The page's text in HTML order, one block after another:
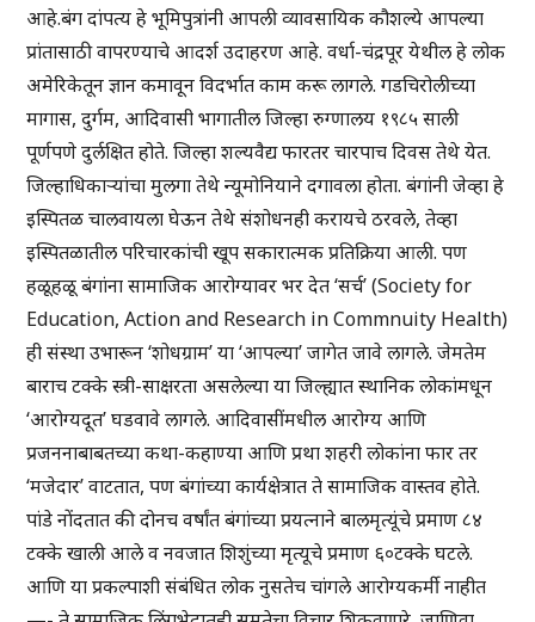
आहे.बंग दांपत्य हे भूमिपुत्रांनी आपली व्यावसायिक कौशल्ये आपल्या
प्रांतासाठी वापरण्याचे आदर्श उदाहरण आहे. वर्धा-चंद्रपूर येथील हे लोक
अमेरिकेतून ज्ञान कमावून विदर्भात काम करू लागले. गडचिरोलीच्या
मागास, दुर्गम, आदिवासी भागातील जिल्हा रुग्णालय १९८५ साली
पूर्णपणे दुर्लक्षित होते. जिल्हा शल्यवैद्य फारतर चारपाच दिवस तेथे येत.
जिल्हाधिकाऱ्यांचा मुलगा तेथे न्यूमोनियाने दगावला होता. बंगांनी जेव्हा हे
इस्पितळ चालवायला घेऊन तेथे संशोधनही करायचे ठरवले, तेव्हा
इस्पितळातील परिचारकांची खूप सकारात्मक प्रतिक्रिया आली. पण
हळूहळू बंगांना सामाजिक आरोग्यावर भर देत ‘सर्च’ (Society for
Education, Action and Research in Commnuity Health)
ही संस्था उभारून ‘शोधग्राम’ या ‘आपल्या’ जागेत जावे लागले. जेमतेम
बाराच टक्के स्त्री-साक्षरता असलेल्या या जिल्ह्यात स्थानिक लोकांमधून
‘आरोग्यदूत’ घडवावे लागले. आदिवासींमधील आरोग्य आणि
प्रजननाबाबतच्या कथा-कहाण्या आणि प्रथा शहरी लोकांना फार तर
‘मजेदार’ वाटतात, पण बंगांच्या कार्यक्षेत्रात ते सामाजिक वास्तव होते.
पांडे नोंदतात की दोनच वर्षांत बंगांच्या प्रयत्नाने बालमृत्यूंचे प्रमाण ८४
टक्के खाली आले व नवजात शिशुंच्या मृत्यूचे प्रमाण ६०टक्के घटले.
आणि या प्रकल्पाशी संबंधित लोक नुसतेच चांगले आरोग्यकर्मी नाहीत